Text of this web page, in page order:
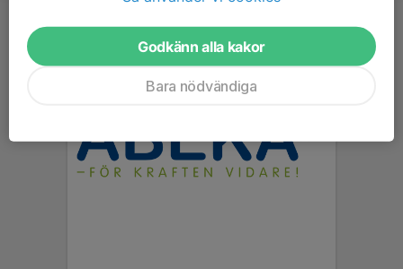
Godkänn alla kakor
Bara nödvändiga